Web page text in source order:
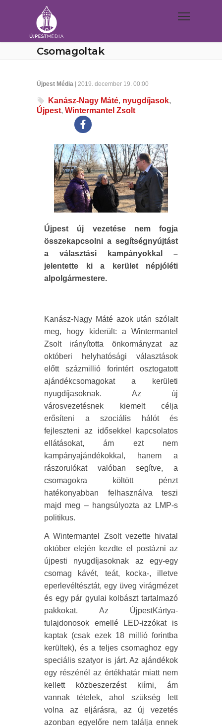
Csomagoltak
Újpest Média | 2019. december 19. 00:00
Kanász-Nagy Máté, nyugdíjasok,
Újpest, Wintermantel Zsolt
Újpest új vezetése nem fogja
összekapcsolni a segítségnyújtást
a választási kampányokkal –
jelentette ki a kerület népjóléti
alpolgármestere.
Kanász-Nagy Máté azok után szólalt
meg, hogy kiderült: a Wintermantel
Zsolt irányította önkormányzat az
októberi helyhatósági választások
előtt százmillió forintért osztogatott
ajándékcsomagokat a kerületi
nyugdíjasoknak. Az új
városvezetésnek kiemelt célja
erősíteni a szociális hálót és
fejleszteni az idősekkel kapcsolatos
ellátásokat, ám ezt nem
kampányajándékokkal, hanem a
rászorulókat valóban segítve, a
csomagokra költött pénzt
hatékonyabban felhasználva teszi
majd meg – hangsúlyozta az LMP-s
politikus.
A Wintermantel Zsolt vezette hivatal
október elején kezdte el postázni az
újpesti nyugdíjasoknak az egy-egy
csomag kávét, teát, kocka-, illetve
eperlevéltésztát, egy üveg virágmézet
és egy pár gyulai kolbászt tartalmazó
pakkokat. Az ÚjpestKártya-
tulajdonosok emellé LED-izzókat is
kaptak (csak ezek 18 millió forintba
kerültek), és a teljes csomaghoz egy
speciális szatyor is járt. Az ajándékok
egy részénél az értékhatár miatt nem
kellett közbeszerzést kiírni, ám
vannak tételek, ahol szükség lett
volna az eljárásra, az új vezetés
azonban egyelőre nem találja ennek